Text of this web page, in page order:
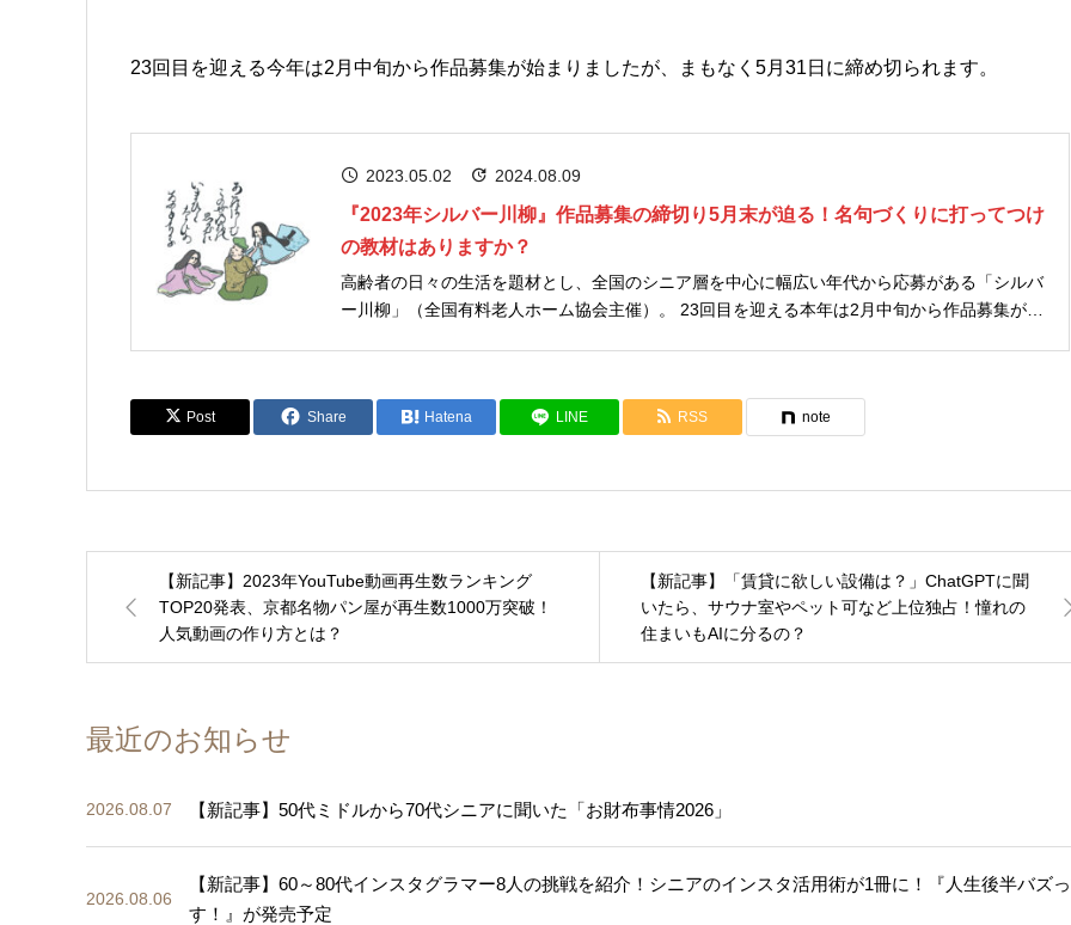
23回目を迎える今年は2月中旬から作品募集が始まりましたが、まもなく5月31日に締め切られます。
2023.05.02 2024.08.09
『2023年シルバー川柳』作品募集の締切り5月末が迫る！名句づくりに打ってつけ
の教材はありますか？
高齢者の日々の生活を題材とし、全国のシニア層を中心に幅広い年代から応募がある「シルバ
ー川柳」（全国有料老人ホーム協会主催）。 23回目を迎える本年は2月中旬から作品募集が始
Post Share Hatena LINE RSS note
【新記事】2023年YouTube動画再生数ランキング
TOP20発表、京都名物パン屋が再生数1000万突破！
人気動画の作り方とは？
【新記事】「賃貸に欲しい設備は？」ChatGPTに聞
いたら、サウナ室やペット可など上位独占！憧れの
住まいもAIに分るの？
最近のお知らせ
2026.08.07 【新記事】50代ミドルから70代シニアに聞いた「お財布事情2026」
2026.08.06
【新記事】60～80代インスタグラマー8人の挑戦を紹介！シニアのインスタ活用術が1冊に！『人生後半バズ
す！』が発売予定